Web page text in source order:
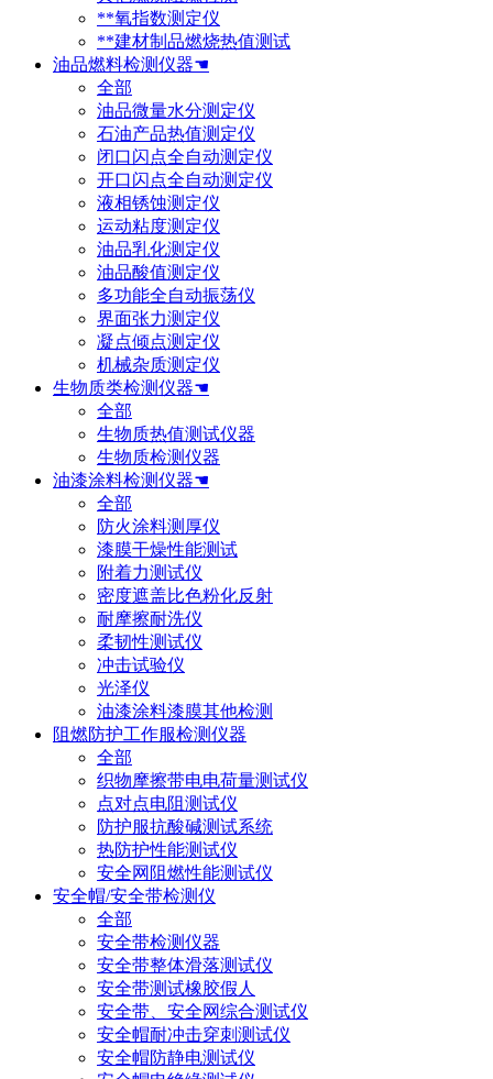
**氧指数测定仪
**建材制品燃烧热值测试
油品燃料检测仪器☚
全部
油品微量水分测定仪
石油产品热值测定仪
闭口闪点全自动测定仪
开口闪点全自动测定仪
液相锈蚀测定仪
运动粘度测定仪
油品乳化测定仪
油品酸值测定仪
多功能全自动振荡仪
界面张力测定仪
凝点倾点测定仪
机械杂质测定仪
生物质类检测仪器☚
全部
生物质热值测试仪器
生物质检测仪器
油漆涂料检测仪器☚
全部
防火涂料测厚仪
漆膜干燥性能测试
附着力测试仪
密度遮盖比色粉化反射
耐摩擦耐洗仪
柔韧性测试仪
冲击试验仪
光泽仪
油漆涂料漆膜其他检测
阻燃防护工作服检测仪器
全部
织物摩擦带电电荷量测试仪
点对点电阻测试仪
防护服抗酸碱测试系统
热防护性能测试仪
安全网阻燃性能测试仪
安全帽/安全带检测仪
全部
安全带检测仪器
安全带整体滑落测试仪
安全带测试橡胶假人
安全带、安全网综合测试仪
安全帽耐冲击穿刺测试仪
安全帽防静电测试仪